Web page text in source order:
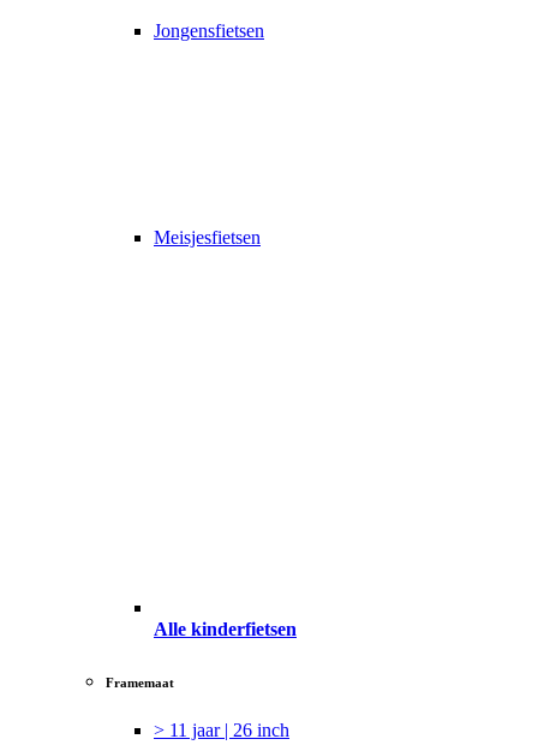
Jongensfietsen
Meisjesfietsen
Alle kinderfietsen
Framemaat
> 11 jaar | 26 inch